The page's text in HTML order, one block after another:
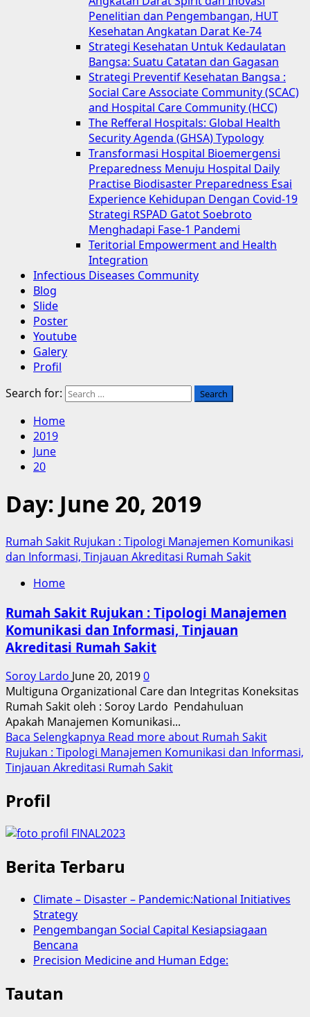
Penelitian dan Pengembangan, HUT
Kesehatan Angkatan Darat Ke-74
Strategi Kesehatan Untuk Kedaulatan
Bangsa: Suatu Catatan dan Gagasan
Strategi Preventif Kesehatan Bangsa :
Social Care Associate Community (SCAC)
and Hospital Care Community (HCC)
The Refferal Hospitals: Global Health
Security Agenda (GHSA) Typology
Transformasi Hospital Bioemergensi
Preparedness Menuju Hospital Daily
Practise Biodisaster Preparedness Esai
Experience Kehidupan Dengan Covid-19
Strategi RSPAD Gatot Soebroto
Menghadapi Fase-1 Pandemi
Teritorial Empowerment and Health
Integration
Infectious Diseases Community
Blog
Slide
Poster
Youtube
Galery
Profil
Search for:
Home
2019
June
20
Day: June 20, 2019
Rumah Sakit Rujukan : Tipologi Manajemen Komunikasi
dan Informasi, Tinjauan Akreditasi Rumah Sakit
Home
Rumah Sakit Rujukan : Tipologi Manajemen
Komunikasi dan Informasi, Tinjauan
Akreditasi Rumah Sakit
Soroy Lardo June 20, 20190
Multiguna Organizational Care dan Integritas Koneksitas
Rumah Sakit oleh : Soroy Lardo Pendahuluan
Apakah Manajemen Komunikasi...
Baca Selengkapnya Read more about Rumah Sakit
Rujukan : Tipologi Manajemen Komunikasi dan Informasi,
Tinjauan Akreditasi Rumah Sakit
Profil
Berita Terbaru
Climate – Disaster – Pandemic:National Initiatives
Strategy
Pengembangan Social Capital Kesiapsiagaan
Bencana
Precision Medicine and Human Edge:
Tautan